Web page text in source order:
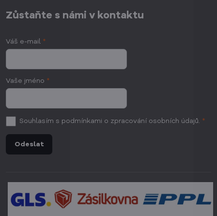
Zůstaňte s námi v kontaktu
Váš e-mail *
Vaše jméno *
Souhlasím s podmínkami o zpracování osobních údajů. *
Odeslat